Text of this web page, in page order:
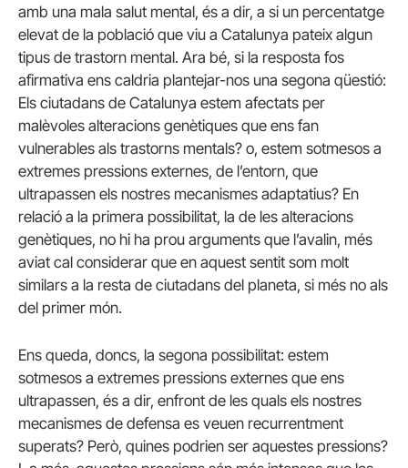
amb una mala salut mental, és a dir, a si un percentatge
elevat de la població que viu a Catalunya pateix algun
tipus de trastorn mental. Ara bé, si la resposta fos
afirmativa ens caldria plantejar-nos una segona qüestió:
Els ciutadans de Catalunya estem afectats per
malèvoles alteracions genètiques que ens fan
vulnerables als trastorns mentals? o, estem sotmesos a
extremes pressions externes, de l’entorn, que
ultrapassen els nostres mecanismes adaptatius? En
relació a la primera possibilitat, la de les alteracions
genètiques, no hi ha prou arguments que l’avalin, més
aviat cal considerar que en aquest sentit som molt
similars a la resta de ciutadans del planeta, si més no als
del primer món.
Ens queda, doncs, la segona possibilitat: estem
sotmesos a extremes pressions externes que ens
ultrapassen, és a dir, enfront de les quals els nostres
mecanismes de defensa es veuen recurrentment
superats? Però, quines podrien ser aquestes pressions?